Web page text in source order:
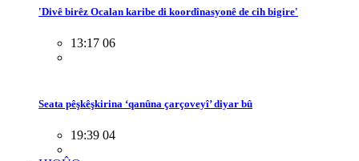
'Divê birêz Ocalan karibe di koordînasyonê de cih bigire'
13:17 06
Seata pêşkêşkirina ‘qanûna çarçoveyî’ diyar bû
19:39 04